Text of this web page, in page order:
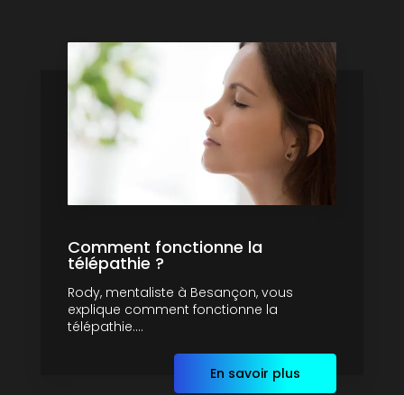
Comment fonctionne la
télépathie ?
Rody, mentaliste à Besançon, vous
explique comment fonctionne la
télépathie....
En savoir plus